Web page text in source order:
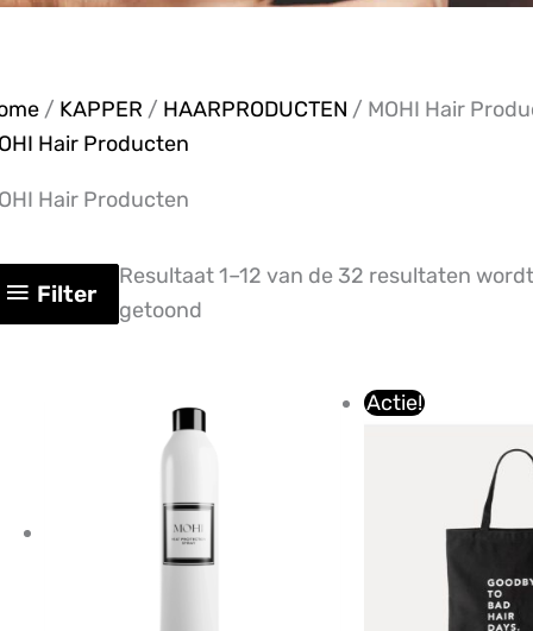
/ KAPPER / HAARPRODUCTEN / MOHI Hair
Hair Producten
Hair Producten
Filter
Resultaat 1–12 van de 32 resultaten wordt
getoond
Actie!
€4,78.
is: